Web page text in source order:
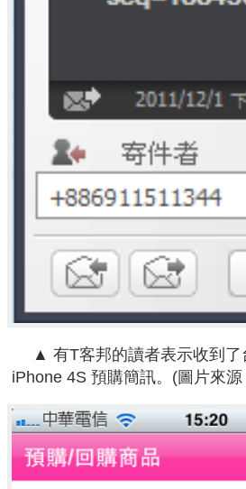
▲ 有T客邦的讀者表示收到了
iPhone 4S 預購簡訊。(圖片來